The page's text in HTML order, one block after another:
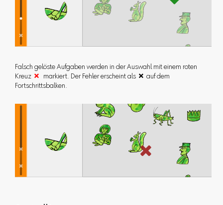
Falsch gelöste Aufgaben werden in der Auswahl mit einem roten
Kreuz markiert. Der Fehler erscheint als  auf dem
Fortschrittsbalken.